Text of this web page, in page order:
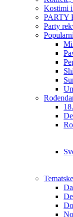
Kostimi i
PARTY
Party